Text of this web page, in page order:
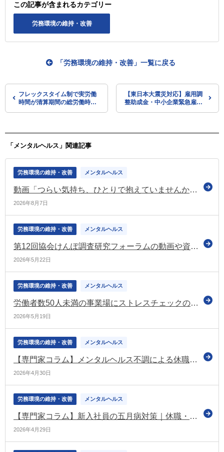
この記事が含まれるカテゴリー
労務環境の維持・改善
フレックスタイム制で実労働
時間が清算期間の総労働時間
「労務環境の維持・改善」一覧に戻る
【東日本大震災対応】雇用調
整助成金・中小企業緊急雇用
「メンタルヘルス」関連記事
労務環境の維持・改善 メンタルヘルス
動画「つらい気持ち、ひとりで抱えていませんか？」縦画面バージョンに更新（こころの耳）
2026年8月7日
労務環境の維持・改善 メンタルヘルス
第12回協会けんぽ調査研究フォーラムの動画や資料を公表（協会けんぽ）
2026年5月22日
労務環境の維持・改善 メンタルヘルス
労働者数50人未満の事業場にストレスチェックの実施を義務付ける改正規定の施行期日
2026年5月19日
労務環境の維持・改善 メンタルヘルス
【専門家コラム】メンタルヘルス不調による休職対応と産業医連携｜企業の対策と産業医の選び方【前編】
2026年4月30日
労務環境の維持・改善 メンタルヘルス
【専門家コラム】新入社員の五月病対策｜休職・離職を防ぐための原因理解と産業医・産業保健職の活用
2026年4月29日